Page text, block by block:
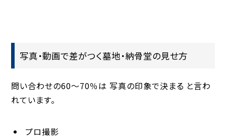
写真・動画で差がつく墓地・納骨堂の見せ方
問い合わせの60〜70％は 写真の印象で決まる と言わ
れています。
プロ撮影